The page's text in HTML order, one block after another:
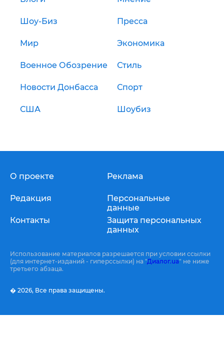
Шоу-Биз Пресса
Мир Экономика
Военное Обозрение Стиль
Новости Донбасса Спорт
США Шоубиз
О проекте
Редакция
Контакты
Реклама
Персональные
данные
Защита персональных
данных
Использование материалов разрешается при условии ссылки
(для интернет-изданий - гиперссылки) на "Диалог.ua" не ниже
третьего абзаца.
� 2026, Все права защищены.